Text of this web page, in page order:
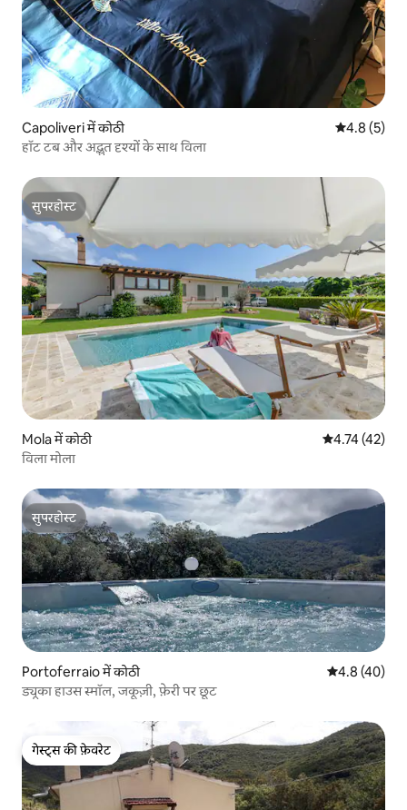
Capoliveri में कोठी औसत रेटिंग 5
4.8 (5)
हॉट टब और अद्भुत दृश्यों के साथ विला
सुपरहोस्ट
सुपरहोस्ट
Mola में कोठी औसत रेटिंग 5 में
4.74 (42)
विला मोला
सुपरहोस्ट
सुपरहोस्ट
Portoferraio में कोठी औसत रेटिंग 5
4.8 (40)
ड्यूका हाउस स्मॉल, जकूज़ी, फ़ेरी पर छूट
गेस्ट्स की फ़ेवरेट
गेस्ट्स की फ़ेवरेट